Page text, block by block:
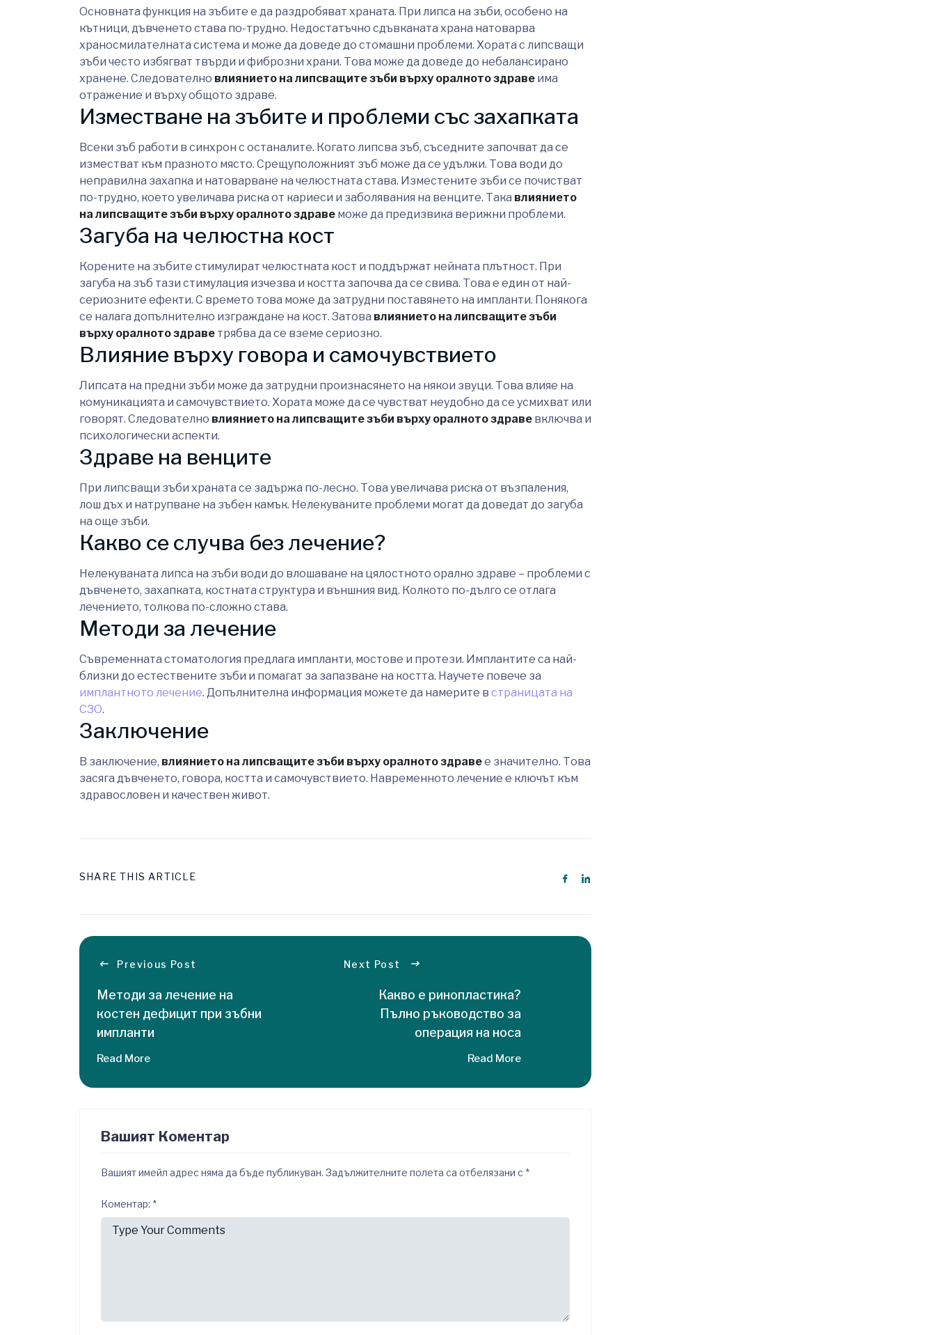
Основната функция на зъбите е да раздробяват храната. При липса на зъби, особено на
кътници, дъвченето става по-трудно. Недостатъчно сдъвканата храна натоварва
храносмилателната система и може да доведе до стомашни проблеми. Хората с липсващи
зъби често избягват твърди и фиброзни храни. Това може да доведе до небалансирано
хранене. Следователно влиянието на липсващите зъби върху оралното здраве има
отражение и върху общото здраве.
Изместване на зъбите и проблеми със захапката
Всеки зъб работи в синхрон с останалите. Когато липсва зъб, съседните започват да се
изместват към празното място. Срещуположният зъб може да се удължи. Това води до
неправилна захапка и натоварване на челюстната става. Изместените зъби се почистват
по-трудно, което увеличава риска от кариеси и заболявания на венците. Така влиянието
на липсващите зъби върху оралното здраве може да предизвика верижни проблеми.
Загуба на челюстна кост
Корените на зъбите стимулират челюстната кост и поддържат нейната плътност. При
загуба на зъб тази стимулация изчезва и костта започва да се свива. Това е един от най-
сериозните ефекти. С времето това може да затрудни поставянето на импланти. Понякога
се налага допълнително изграждане на кост. Затова влиянието на липсващите зъби
върху оралното здраве трябва да се вземе сериозно.
Влияние върху говора и самочувствието
Липсата на предни зъби може да затрудни произнасянето на някои звуци. Това влияе на
комуникацията и самочувствието. Хората може да се чувстват неудобно да се усмихват или
говорят. Следователно влиянието на липсващите зъби върху оралното здраве включва и
психологически аспекти.
Здраве на венците
При липсващи зъби храната се задържа по-лесно. Това увеличава риска от възпаления,
лош дъх и натрупване на зъбен камък. Нелекуваните проблеми могат да доведат до загуба
на още зъби.
Какво се случва без лечение?
Нелекуваната липса на зъби води до влошаване на цялостното орално здраве – проблеми с
дъвченето, захапката, костната структура и външния вид. Колкото по-дълго се отлага
лечението, толкова по-сложно става.
Методи за лечение
Съвременната стоматология предлага импланти, мостове и протези. Имплантите са най-
близки до естествените зъби и помагат за запазване на костта. Научете повече за
имплантното лечение. Допълнителна информация можете да намерите в страницата на
СЗО.
Заключение
В заключение, влиянието на липсващите зъби върху оралното здравее значително. Това
засяга дъвченето, говора, костта и самочувствието. Навременното лечение е ключът към
здравословен и качествен живот.
SHARE THIS ARTICLE
Previous Post
Методи за лечение на
костен дефицит при зъбни
импланти
Read More
Next Post
Какво е ринопластика?
Пълно ръководство за
операция на носа
Read More
Вашият Коментар
Вашият имейл адрес няма да бъде публикуван. Задължителните полета са отбелязани с *
Коментар: *